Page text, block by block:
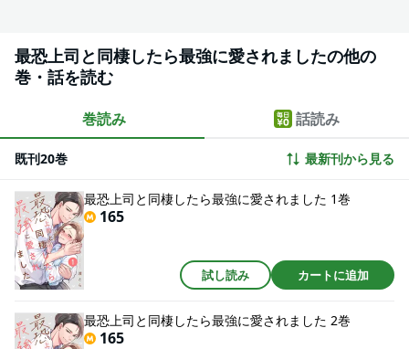
最恐上司と同棲したら最強に愛されましたの他の
巻・話を読む
巻読み 話読み
既刊20巻 最新刊から見る
最恐上司と同棲したら最強に愛されました 1巻
165
試し読み カートに追加
最恐上司と同棲したら最強に愛されました 2巻
165